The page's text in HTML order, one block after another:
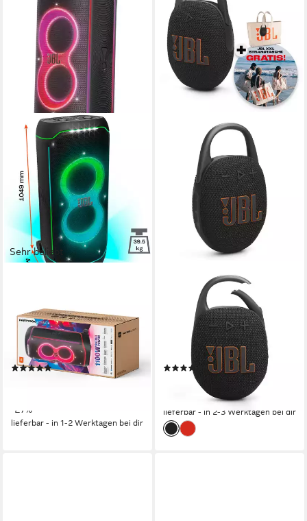
Sehr beliebt
Lautsprecher
Bluetooth Netzwerkstandard
1100 W Gesamtleistung
39,5 kg Gewicht
(92)
1.499,00 €
-27%
lieferbar - in 1-2 Werktagen bei dir
Set: Clip 5 + Strandtasche
Bluetooth-Lautsprecher
Gesamtleistung
Max. Akkulaufzeit
(10)
59,00 € 69,99 €
lieferbar - in 2-3 Werktagen bei dir